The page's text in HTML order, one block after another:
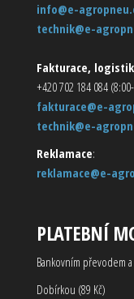
info@e-
technik@e-
Fakturace,
+420 702 184 084
fakturace@e-
technik@e-
Reklamace:
reklamace@e-
PLATEBNÍ
Bankovním převodem
Dobírkou (89 Kč)